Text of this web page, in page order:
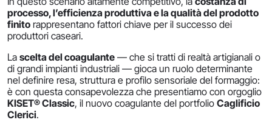
processo, l’efficienza produttiva e la qualità del prodotto
finito rappresentano fattori chiave per il successo dei
produttori caseari.
La scelta del coagulante — che si tratti di realtà artigianali o
di grandi impianti industriali — gioca un ruolo determinante
nel definire resa, struttura e profilo sensoriale del formaggio:
è con questa consapevolezza che presentiamo con orgoglio
KISET® Classic, il nuovo coagulante del portfolio Caglificio
Clerici.